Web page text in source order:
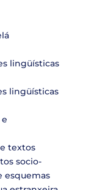
lingüísticas
lingüísticas
textos
socio-
esquemas